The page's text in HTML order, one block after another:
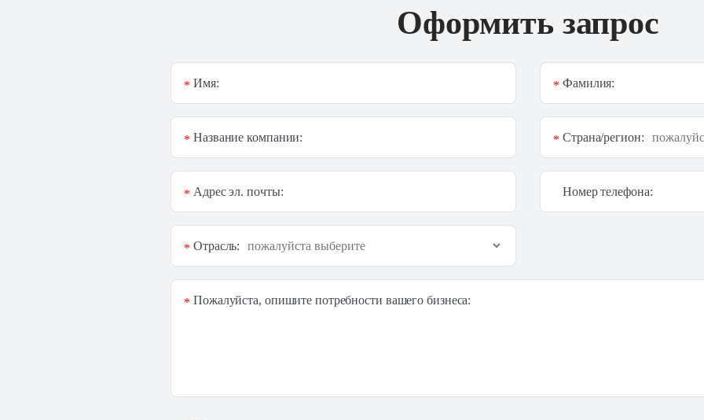
Оформить запрос
Имя:
* Фамилия:
*
Название компании:
* Страна/регион:
*
Адрес эл. почты:
* Номер телефона:
Отрасль:
*
Пожалуйста, опишите потребности вашего бизнеса:
*